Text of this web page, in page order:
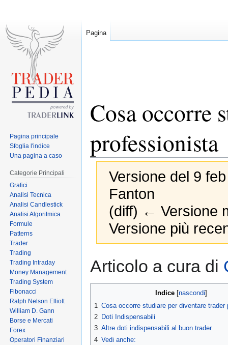
Cosa occorre
professionista
Versione del 9
Fanton
(diff) ← Versione
Versione più
to
to
Articolo a cura di
Indice
1 Cosa occorre studiare per diventare trader
2 Doti Indispensabili
3 Altre doti indispensabili al buon trader
4 Vedi anche:
Pagina
Pagina principale
Sfoglia l'indice
Una pagina a caso
Categorie Principali
Grafici
Analisi Tecnica
Analisi Candlestick
Analisi Algoritmica
Formule
Patterns
Trader
Trading
Trading Intraday
Money Management
Trading System
Fibonacci
Ralph Nelson Elliott
William D. Gann
Borse e Mercati
Forex
Operatori Finanziari